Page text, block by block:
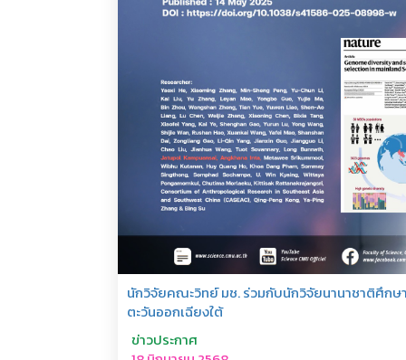
นักวิจัยคณะวิทย์ มช. ร่วมกับนักวิจัยนานาชาติศึกษ
ตะวันออกเฉียงใต้
ข่าวประกาศ